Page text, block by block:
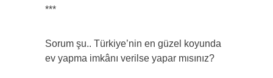
***
Sorum şu.. Türkiye’nin en güzel koyunda
ev yapma imkânı verilse yapar mısınız?